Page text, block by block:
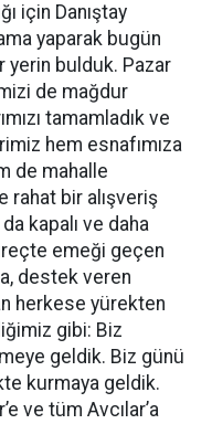
için Danıştay
yaparak bugün
yerin bulduk. Pazar
de mağdur
tamamladık ve
hem esnafımıza
de mahalle
rahat bir alışveriş
kapalı ve daha
emeği geçen
destek veren
herkese yürekten
gibi: Biz
geldik. Biz günü
kurmaya geldik.
ve tüm Avcılar’a